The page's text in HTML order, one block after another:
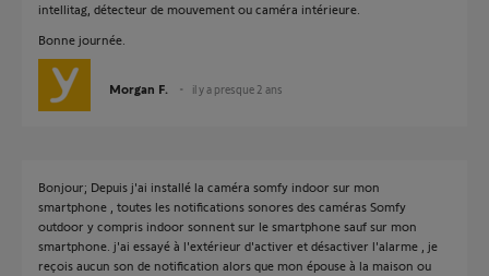
intellitag, détecteur de mouvement ou caméra intérieure.
Bonne journée.
Morgan F. il y a presque 2 ans
Bonjour; Depuis j'ai installé la caméra somfy indoor sur mon
smartphone , toutes les notifications sonores des caméras Somfy
outdoor y compris indoor sonnent sur le smartphone sauf sur mon
smartphone. j'ai essayé à l'extérieur d'activer et désactiver l'alarme , je
reçois aucun son de notification alors que mon épouse à la maison ou